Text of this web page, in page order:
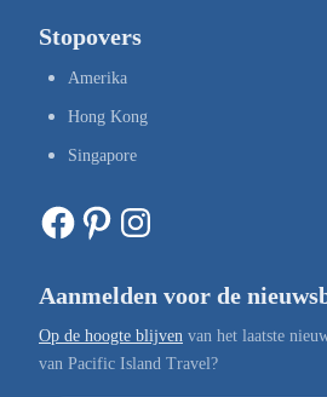
Stopovers
Amerika
Hong Kong
Singapore
Facebook Pinterest Instagram
Aanmelden voor de
Op de hoogte blijven van het laatste
van Pacific Island Travel?